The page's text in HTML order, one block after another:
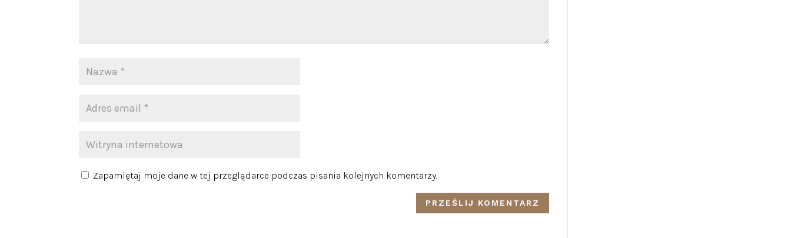
Zapamiętaj moje dane w tej przeglądarce podczas pisania kolejnych komentarzy.